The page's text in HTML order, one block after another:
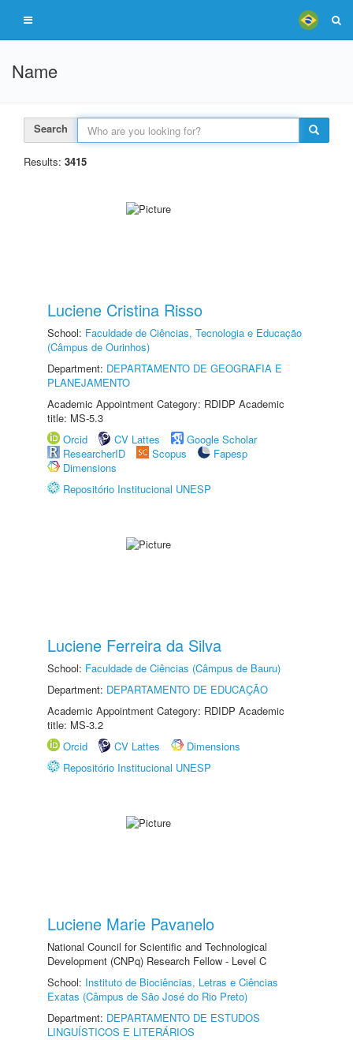
Name
Search
Results: 3415
Luciene Cristina Risso
School: Faculdade de Ciências, Tecnologia e Educação
(Câmpus de Ourinhos)
Department: DEPARTAMENTO DE GEOGRAFIA E
PLANEJAMENTO
Academic Appointment Category: RDIDP Academic
title: MS-5.3
Orcid
CV Lattes
Google Scholar
ResearcherID
Scopus
Fapesp
Dimensions
Repositório Institucional UNESP
Luciene Ferreira da Silva
School: Faculdade de Ciências (Câmpus de Bauru)
Department: DEPARTAMENTO DE EDUCAÇÃO
Academic Appointment Category: RDIDP Academic
title: MS-3.2
Orcid
CV Lattes
Dimensions
Repositório Institucional UNESP
Luciene Marie Pavanelo
National Council for Scientific and Technological
Development (CNPq) Research Fellow - Level C
School: Instituto de Biociências, Letras e Ciências
Exatas (Câmpus de São José do Rio Preto)
Department: DEPARTAMENTO DE ESTUDOS
LINGUÍSTICOS E LITERÁRIOS